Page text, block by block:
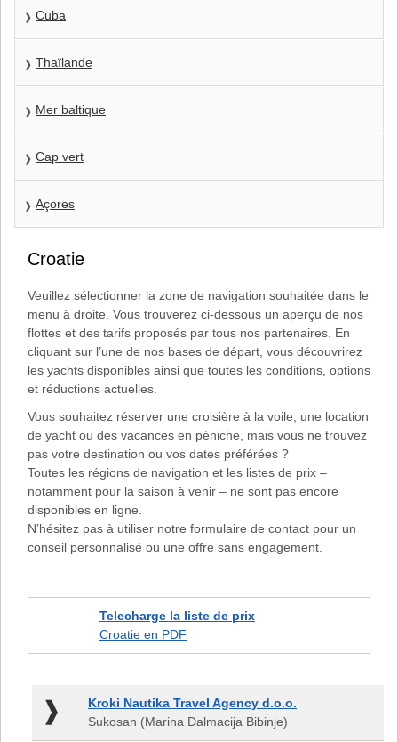
Cuba
Thaïlande
Mer baltique
Cap vert
Açores
Croatie
Veuillez sélectionner la zone de navigation souhaitée dans le
menu à droite. Vous trouverez ci-dessous un aperçu de nos
flottes et des tarifs proposés par tous nos partenaires. En
cliquant sur l’une de nos bases de départ, vous découvrirez
les yachts disponibles ainsi que toutes les conditions, options
et réductions actuelles.
Vous souhaitez réserver une croisière à la voile, une location
de yacht ou des vacances en péniche, mais vous ne trouvez
pas votre destination ou vos dates préférées ?
Toutes les régions de navigation et les listes de prix –
notamment pour la saison à venir – ne sont pas encore
disponibles en ligne.
N’hésitez pas à utiliser notre formulaire de contact pour un
conseil personnalisé ou une offre sans engagement.
Telecharge la liste de prix
Croatie en PDF
Kroki
Nautika
Kroki Nautika Travel Agency d.o.o.
Sukosan (Marina Dalmacija Bibinje)